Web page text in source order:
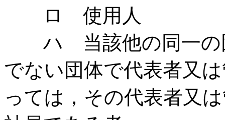
ロ 使用人
ハ 当該他の同一の団
でない団体で代表者又
っては，その代表者又